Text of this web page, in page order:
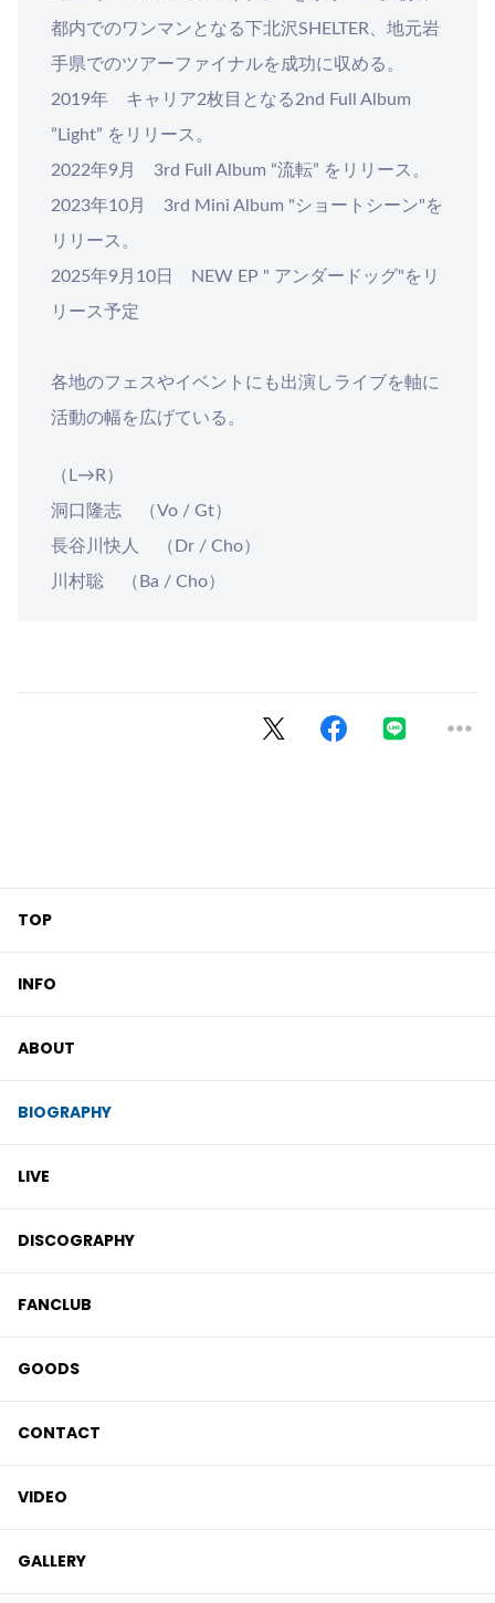
都内でのワンマンとなる下北沢SHELTER、地元岩
手県でのツアーファイナルを成功に収める。
2019年 キャリア2枚目となる2nd Full Album
”Light” をリリース。
2022年9月 3rd Full Album “流転” をリリース。
2023年10月 3rd Mini Album "ショートシーン"を
リリース。
2025年9月10日 NEW EP " アンダードッグ"をリ
リース予定
各地のフェスやイベントにも出演しライブを軸に
活動の幅を広げている。
（L→R）
洞口隆志 （Vo / Gt）
長谷川快人 （Dr / Cho）
川村聡 （Ba / Cho）
TOP
INFO
ABOUT
BIOGRAPHY
LIVE
DISCOGRAPHY
FANCLUB
GOODS
CONTACT
VIDEO
GALLERY